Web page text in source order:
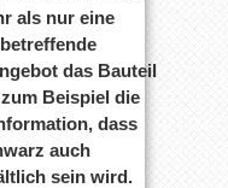
als nur eine
das Bauteil
Beispiel die
dass
auch
sein wird.